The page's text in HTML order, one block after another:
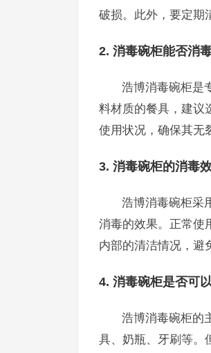
破损。此外，要定期
2. 消毒碗柜能否消
浩博消毒碗柜是
料材质的餐具，建议
使用状况，确保其无
3. 消毒碗柜的消毒
浩博消毒碗柜采
消毒的效果。正常使
内部的清洁情况，避
4. 消毒碗柜是否可
浩博消毒碗柜的
具、奶瓶、牙刷等。